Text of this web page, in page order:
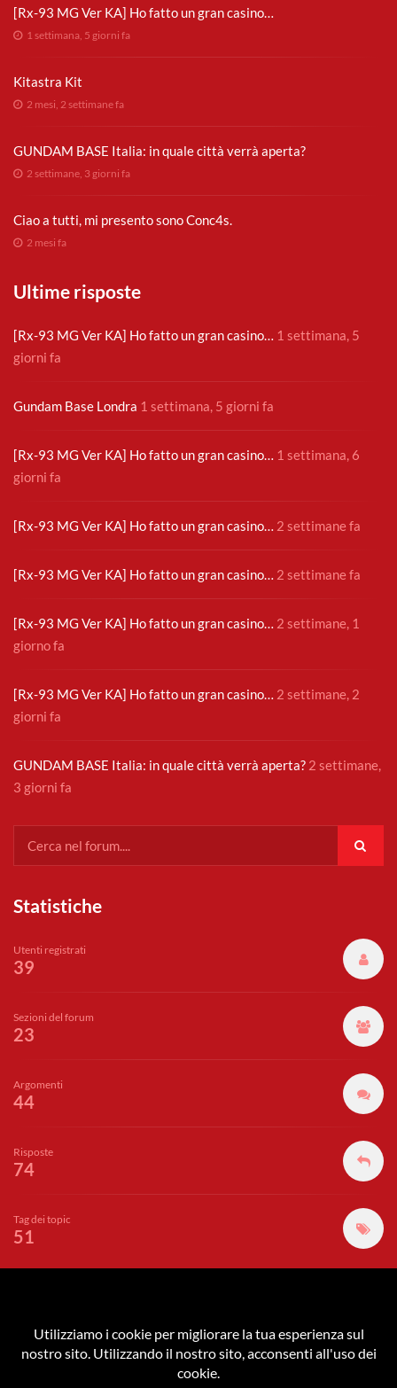
[Rx-93 MG Ver KA] Ho fatto un gran casino…
1 settimana, 5 giorni fa
Kitastra Kit
2 mesi, 2 settimane fa
GUNDAM BASE Italia: in quale città verrà aperta?
2 settimane, 3 giorni fa
Ciao a tutti, mi presento sono Conc4s.
2 mesi fa
Ultime risposte
[Rx-93 MG Ver KA] Ho fatto un gran casino… 1 settimana, 5
giorni fa
Gundam Base Londra 1 settimana, 5 giorni fa
[Rx-93 MG Ver KA] Ho fatto un gran casino… 1 settimana, 6
giorni fa
[Rx-93 MG Ver KA] Ho fatto un gran casino… 2 settimane fa
[Rx-93 MG Ver KA] Ho fatto un gran casino… 2 settimane fa
[Rx-93 MG Ver KA] Ho fatto un gran casino… 2 settimane, 1
giorno fa
[Rx-93 MG Ver KA] Ho fatto un gran casino… 2 settimane, 2
giorni fa
GUNDAM BASE Italia: in quale città verrà aperta? 2 settimane,
3 giorni fa
Statistiche
Utenti registrati
39
Sezioni del forum
23
Argomenti
44
Risposte
74
Tag dei topic
51
GUNPLA ACADEMYè parte del network diAkiba Gamers|
Zechs.it|Cutnip